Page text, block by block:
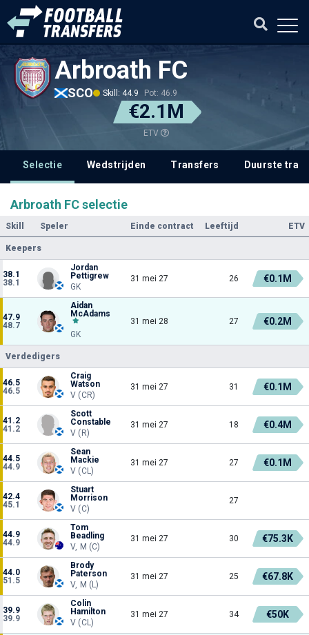
Arbroath FC
SCO Skill: 44.9 Pot: 46.9
€2.1M
ETV
Selectie Wedstrijden Transfers Duurste
Arbroath FC selectie
Skill Speler Einde contract Leeftijd ETV
Keepers
38.1
38.1
Jordan
Pettigrew
GK
31 mei 27 26 €0.1M
47.9
48.7
Aidan
McAdams
GK
31 mei 28 27 €0.2M
Verdedigers
46.5
46.5
Craig
Watson
V (CR)
31 mei 27 31 €0.1M
41.2
41.2
Scott
Constable
V (R)
31 mei 27 18 €0.4M
44.5
44.9
Sean
Mackie
V (CL)
31 mei 27 27 €0.1M
42.4
45.1
Stuart
Morrison
V (C)
27
44.9
44.9
Tom
Beadling
V, M (C)
31 mei 27 30 €75.3K
44.0
51.5
Brody
Paterson
V, M (L)
31 mei 27 25 €67.8K
39.9
39.9
Colin
Hamilton
V (CL)
31 mei 27 34 €50K